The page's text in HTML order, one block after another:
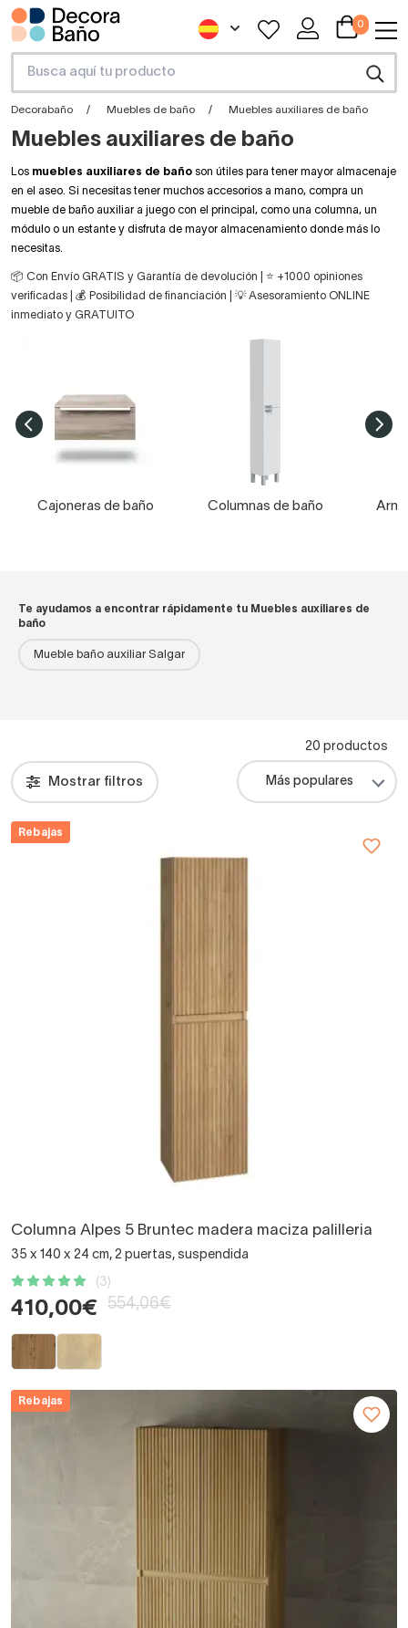
0
Decorabaño Muebles de baño Muebles auxiliares de baño
Muebles auxiliares de baño
Los muebles auxiliares de baño son útiles para tener mayor almacenaje
en el aseo. Si necesitas tener muchos accesorios a mano, compra un
mueble de baño auxiliar a juego con el principal, como una columna, un
módulo o un estante y disfruta de mayor almacenamiento donde más lo
necesitas.
📦 Con Envío GRATIS y Garantía de devolución | ⭐ +1000 opiniones
verificadas | 💰 Posibilidad de financiación | 💡 Asesoramiento ONLINE
inmediato y GRATUITO
Cajoneras de baño Columnas de baño
Te ayudamos a encontrar rápidamente tu Muebles auxiliares de
baño
Mueble baño auxiliar Salgar
Mostrar filtros
20 productos
Rebajas
Columna Alpes 5 Bruntec madera maciza palilleria
35 x 140 x 24 cm, 2 puertas, suspendida
(3)
410,00€ 554,06€
Rebajas